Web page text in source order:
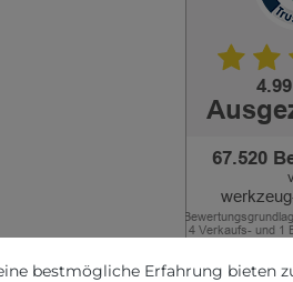
bestmögliche Erfahrung bieten zu
bestmögliche Erfahrung bieten